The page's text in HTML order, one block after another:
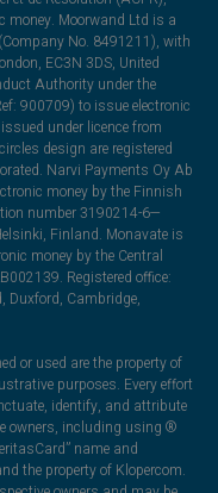
money. Moorwand Ltd is a
No. 8491211), with
EC3N 3DS, United
Authority under the
900709) to issue electronic
under licence from
design are registered
Narvi Payments Oy Ab
money by the Finnish
number 3190214-6—
Finland. Monavate is
money by the Central
Registered office:
Duxford, Cambridge,
or used are the property of
purposes. Every effort
identify, and attribute
owners, including using ®
name and
the property of Klopercom.